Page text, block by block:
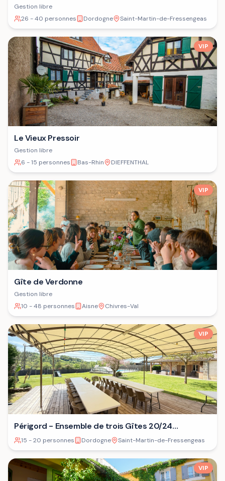
Gestion libre
26 - 40 personnes
Dordogne Saint-Martin-de-Fressengeas
VIP
Le Vieux Pressoir
Gestion libre
6 - 15 personnes
Bas-Rhin DIEFFENTHAL
VIP
Gîte de Verdonne
Gestion libre
10 - 48 personnes
Aisne Chivres-Val
VIP
Périgord - Ensemble de trois Gîtes 20/24
personnes⁷
15 - 20 personnes Dordogne Saint-Martin-de-Fressengeas
VIP